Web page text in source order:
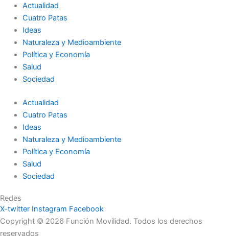
Actualidad
Cuatro Patas
Ideas
Naturaleza y Medioambiente
Política y Economía
Salud
Sociedad
Actualidad
Cuatro Patas
Ideas
Naturaleza y Medioambiente
Política y Economía
Salud
Sociedad
Redes
X-twitter Instagram Facebook
Copyright © 2026 Función Movilidad. Todos los derechos
reservados